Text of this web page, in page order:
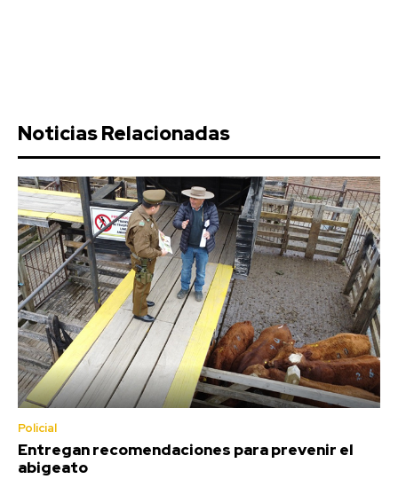
Noticias Relacionadas
Policial
Entregan recomendaciones para prevenir el
abigeato